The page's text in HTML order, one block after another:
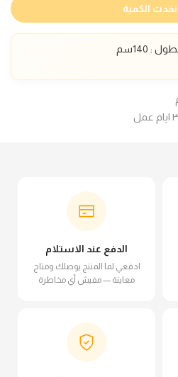
نفدت الكمية
الدفع عند الاستلام
ادفعي لما المنتج يوصلك ومتاح
معاينة — مفيش أي مخاطرة